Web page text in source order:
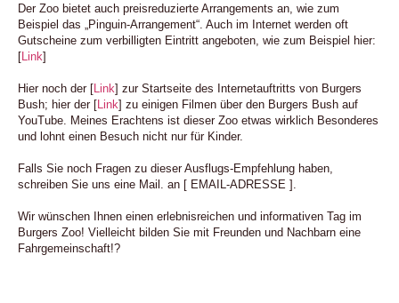
Der Zoo bietet auch preisreduzierte Arrangements an, wie zum
Beispiel das „Pinguin-Arrangement“. Auch im Internet werden oft
Gutscheine zum verbilligten Eintritt angeboten, wie zum Beispiel hier:
[ Link]
Hier noch der [ Link] zur Startseite des Internetauftritts von Burgers
Bush; hier der [ Link] zu einigen Filmen über den Burgers Bush auf
YouTube. Meines Erachtens ist dieser Zoo etwas wirklich Besonderes
und lohnt einen Besuch nicht nur für Kinder.
Falls Sie noch Fragen zu dieser Ausflugs-Empfehlung haben,
schreiben Sie uns eine Mail. an [ EMAIL-ADRESSE ].
Wir wünschen Ihnen einen erlebnisreichen und informativen Tag im
Burgers Zoo! Vielleicht bilden Sie mit Freunden und Nachbarn eine
Fahrgemeinschaft!?